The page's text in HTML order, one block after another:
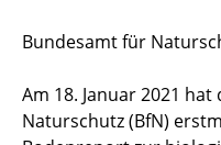
Bundesamt für
Am 18. Januar 2021
Naturschutz (BfN)